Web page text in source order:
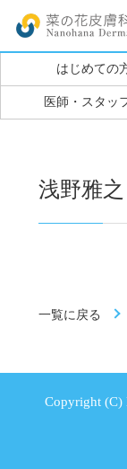
はじめての
医師・スタッ
浅野雅之
一覧に戻る
Copyright (C)